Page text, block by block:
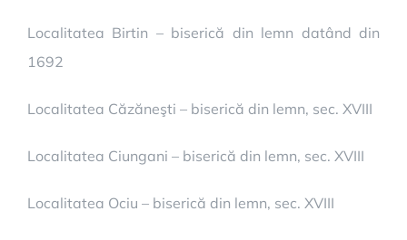
Localitatea Birtin – biserică din lemn datând din
1692
Localitatea Căzăneşti – biserică din lemn, sec. XVIII
Localitatea Ciungani – biserică din lemn, sec. XVIII
Localitatea Ociu – biserică din lemn, sec. XVIII